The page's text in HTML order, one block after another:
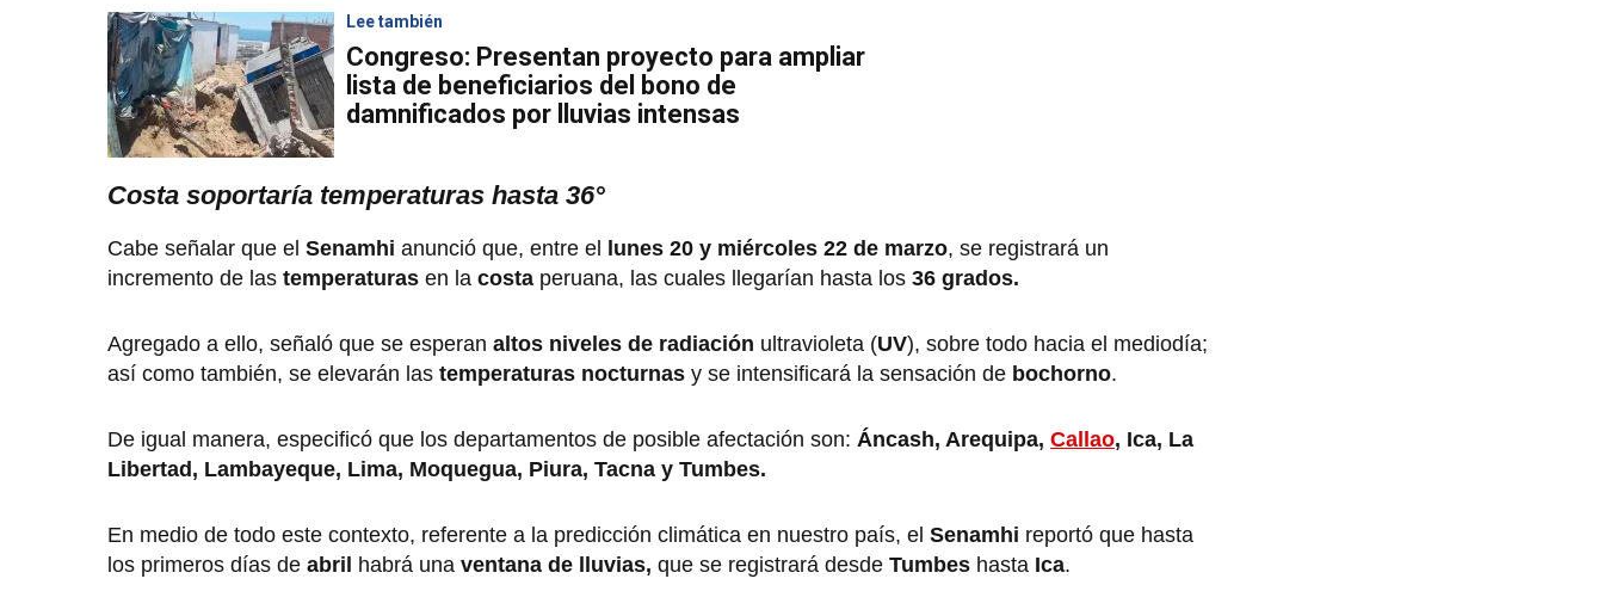
Lee también
Congreso: Presentan proyecto para ampliar
lista de beneficiarios del bono de
damnificados por lluvias intensas
Costa soportaría temperaturas hasta 36°
Cabe señalar que el Senamhi anunció que, entre el lunes 20 y miércoles 22 de marzo, se registrará un
incremento de las temperaturas en la costa peruana, las cuales llegarían hasta los 36 grados.
Agregado a ello, señaló que se esperan altos niveles de radiación ultravioleta (UV), sobre todo hacia el mediodía;
así como también, se elevarán las temperaturas nocturnas y se intensificará la sensación de bochorno.
De igual manera, especificó que los departamentos de posible afectación son: Áncash, Arequipa, Callao, Ica, La
Libertad, Lambayeque, Lima, Moquegua, Piura, Tacna y Tumbes.
En medio de todo este contexto, referente a la predicción climática en nuestro país, el Senamhi reportó que hasta
los primeros días de abril habrá una ventana de lluvias, que se registrará desde Tumbes hasta Ica.